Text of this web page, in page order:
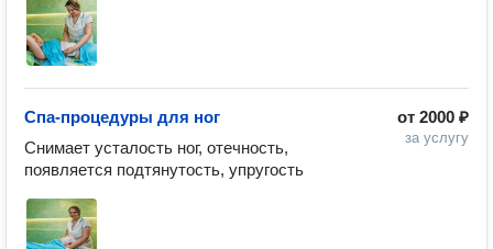
от 2000 ₽
за услугу
Спа-процедуры для ног
Снимает усталость ног, отечность,
появляется подтянутость, упругость